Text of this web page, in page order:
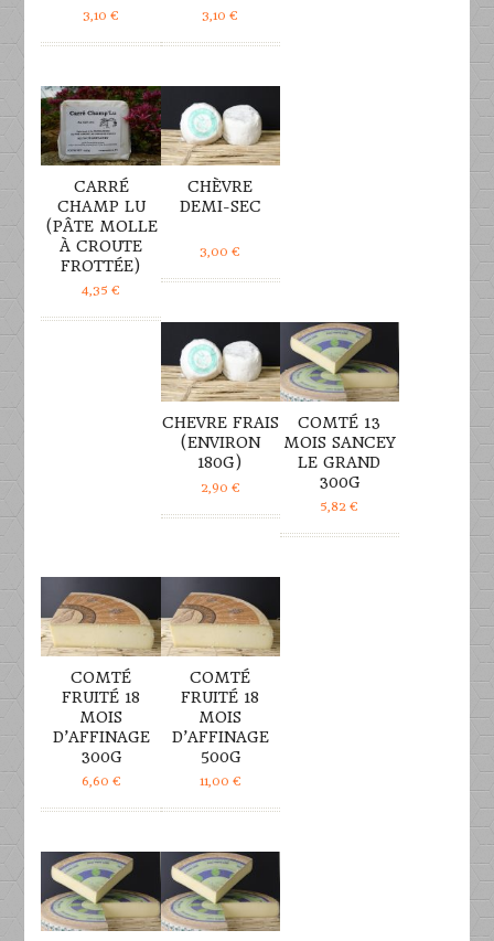
3,10€ 3,10€
CARRÉ
CHAMP LU
(PÂTE MOLLE
À CROUTE
FROTTÉE)
4,35€
CHÈVRE
DEMI-SEC
3,00€
CHEVRE FRAIS
(ENVIRON
180G)
2,90 €
COMTÉ 13
MOIS SANCEY
LE GRAND
300G
5,82€
COMTÉ
FRUITÉ 18
MOIS
D’AFFINAGE
300G
6,60 €
COMTÉ
FRUITÉ 18
MOIS
D’AFFINAGE
500G
11,00 €